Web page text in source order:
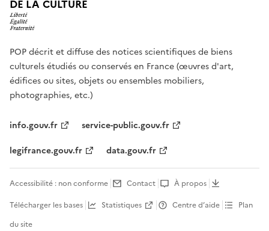
DE LA CULTURE
POP décrit et diffuse des notices scientifiques de biens
culturels étudiés ou conservés en France (œuvres d'art,
édifices ou sites, objets ou ensembles mobiliers,
photographies, etc.)
info.gouv.fr
service-public.gouv.fr
legifrance.gouv.fr
data.gouv.fr
Accessibilité : non conforme Contact
À propos
Télécharger les bases
Statistiques Centre d’aide
Plan
du site